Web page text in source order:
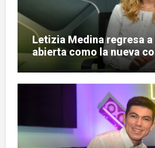
Letizia Medina regresa
abierta como la nueva
«Pulso Urbano»